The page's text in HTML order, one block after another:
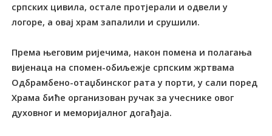
српских цивила, остале протјерали и одвели у
логоре, а овај храм запалили и срушили.
Према његовим ријечима, након помена и полагања
вијенаца на спомен-обиљежје српским жртвама
Одбрамбено-отаџбинског рата у порти, у сали поред
Храма биће организован ручак за учеснике овог
духовног и меморијалног догађаја.